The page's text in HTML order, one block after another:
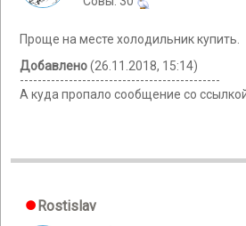
Проще на месте холодильник купить.
Добавлено(26.11.2018, 15:14)
---------------------------------------------
А куда пропало сообщение со
Rostislav